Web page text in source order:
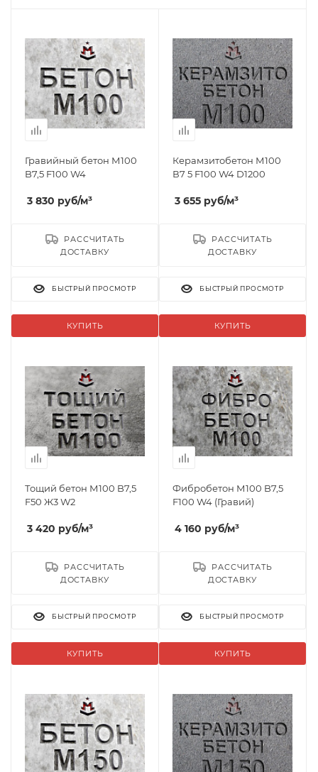
Гравийный бетон М100
B7,5 F100 W4
3 830 руб/м³
КУПИТЬ
РАССЧИТАТЬ
ДОСТАВКУ
БЫСТРЫЙ ПРОСМОТР
Керамзитобетон М100
В7 5 F100 W4 D1200
3 655 руб/м³
КУПИТЬ
РАССЧИТАТЬ
ДОСТАВКУ
БЫСТРЫЙ ПРОСМОТР
Тощий бетон М100 B7,5
F50 Ж3 W2
3 420 руб/м³
КУПИТЬ
РАССЧИТАТЬ
ДОСТАВКУ
БЫСТРЫЙ ПРОСМОТР
Фибробетон М100 B7,5
F100 W4 (Гравий)
4 160 руб/м³
КУПИТЬ
РАССЧИТАТЬ
ДОСТАВКУ
БЫСТРЫЙ ПРОСМОТР